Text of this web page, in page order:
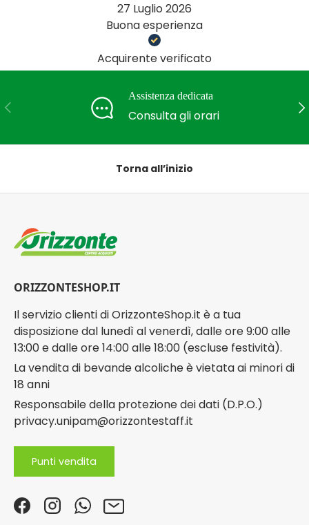
27 Luglio 2026
Buona esperienza
Acquirente verificato
Indietro
Assistenza dedicata
Consulta gli orari
Torna all’inizio
ORIZZONTESHOP.IT
Il servizio clienti di OrizzonteShop.it è a tua
disposizione dal lunedì al venerdì, dalle ore 9:00 alle
13:00 e dalle ore 14:00 alle 18:00 (escluse festività).
La vendita di bevande alcoliche è vietata ai minori di
18 anni
Responsabile della protezione dei dati (D.P.O.)
privacy.unipam@orizzontestaff.it
Punti vendita
FacebookInstagramWhatsApp
Email